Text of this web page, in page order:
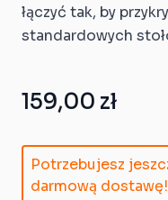
łączyć tak, by
standardowych
159,00 zł
Potrzebujesz
darmową dostawę!